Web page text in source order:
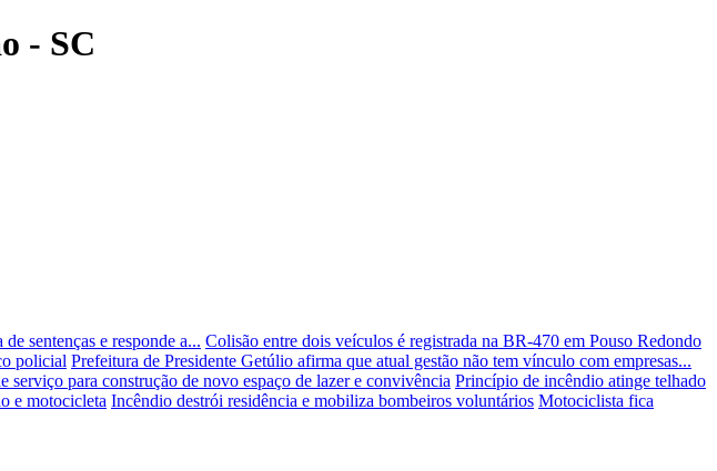
- SC
sentenças e responde a... Colisão entre dois veículos é registrada na BR-470 em Pouso Redondo
policial Prefeitura de Presidente Getúlio afirma que atual gestão não tem vínculo com empresas...
serviço para construção de novo espaço de lazer e convivência Princípio de incêndio atinge telhado
e motocicleta Incêndio destrói residência e mobiliza bombeiros voluntários Motociclista fica